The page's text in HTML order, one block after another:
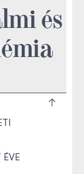
és
ÉVE